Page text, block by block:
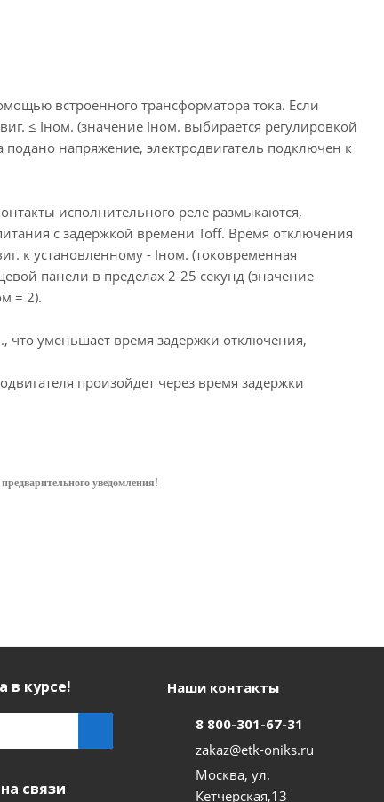
встроенного трансформатора тока. Если
≤ Iном. (значение Iном. выбирается регулировкой
подано напряжение, электродвигатель подключен к
исполнительного реле размыкаются,
с задержкой времени Toff. Время отключения
к установленному - Iном. (токовременная
панели в пределах 2-25 секунд (значение
= 2).
что уменьшает время задержки отключения,
произойдет через время задержки
уведомления!
в курсе!
связи
Наши контакты
8 800-301-67-31
zakaz@etk-oniks.ru
Москва, ул.
Кетчерская,13